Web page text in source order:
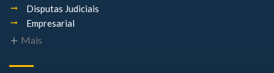
Disputas Judiciais
Empresarial
Mais